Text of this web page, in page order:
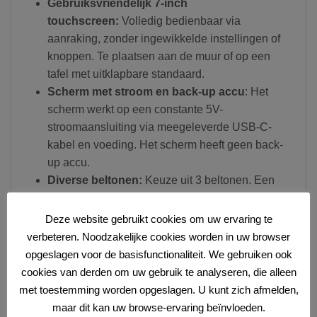
Gebruiksvriendelijk 7-inch
touchscreen: Volledig bedienbaar via
aanraking, zonder ingewikkelde instellingen of
knoppen. Te plaatsen aan de muur of op een
tafel met uitklapbare standaard.
Scherm met stroom en back-up accu: Het
scherm werkt op een constante 5V-
stroomaansluiting via meegeleverde USB-C-
kabel en voeding. Het scherm heeft geen back-
up accu.
Diverse beltonen: Keuze uit 3 beltonen. Een
Gratis lokale opslag van HD-beelden:Slaat 1
of 2 foto’s of een 2, 10 of 15 sec video op van
bezoekers op een 32GB SD-kaart in het
scherm. (max. 64Gb)
Activiteitenlogboek:Alle aanbellers en
gemiste oproepen worden vastgelegd met
Deze website gebruikt cookies om uw ervaring te
verbeteren. Noodzakelijke cookies worden in uw browser
opgeslagen voor de basisfunctionaliteit. We gebruiken ook
cookies van derden om uw gebruik te analyseren, die alleen
met toestemming worden opgeslagen. U kunt zich afmelden,
maar dit kan uw browse-ervaring beïnvloeden.